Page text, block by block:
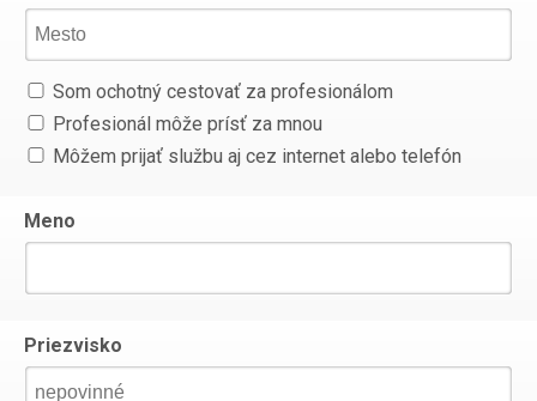
Som ochotný cestovať za profesionálom
Profesionál môže prísť za mnou
Môžem prijať službu aj cez internet alebo telefón
Meno
Priezvisko